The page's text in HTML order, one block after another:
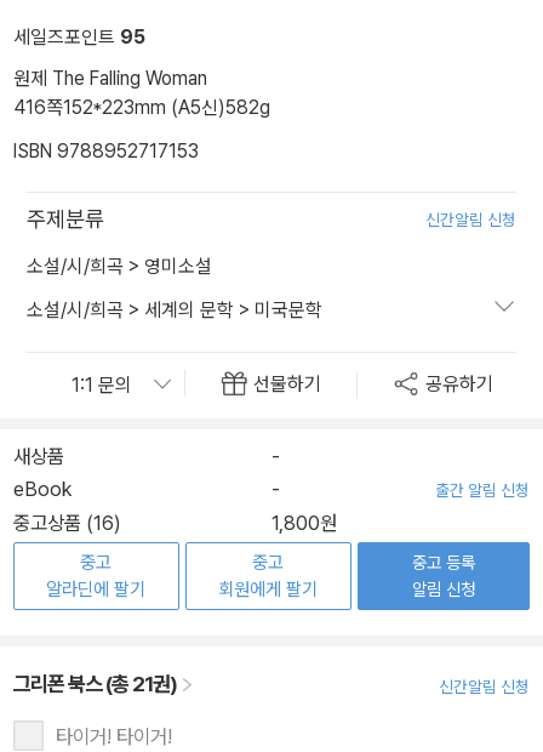
세일즈포인트 95
원제 The Falling Woman
416쪽152*223mm (A5신)582g
ISBN 9788952717153
주제분류 신간알림 신청
소설/시/희곡 > 영미소설
소설/시/희곡 > 세계의 문학 > 미국문학
선물하기 공유하기
새상품
-
eBook
- 출간 알림 신청
중고상품 (16) 1,800원
중고
알라딘에 팔기
중고
회원에게 팔기
중고 등록
알림 신청
그리폰 북스 (총 21권) 신간알림 신청
타이거! 타이거!